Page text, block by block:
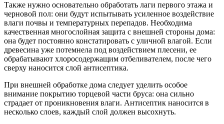
Также нужно основательно обработать лаги первого этажа и
черновой пол: они будут испытывать усиленное воздействие
влаги почвы и температурных перепадов. Необходима
качественная многослойная защита с внешней стороны дома:
она будет постоянно констатировать с уличной влагой. Если
древесина уже потемнела под воздействием плесени, ее
обрабатывают хлоросодержащим отбеливателем, после чего
сверху наносится слой антисептика.
При внешней обработке дома следует уделить особое
внимание покрытию торцевой части бруса: она сильно
страдает от проникновения влаги. Антисептик наносится в
несколько слоев, каждый слой должен высохнуть.